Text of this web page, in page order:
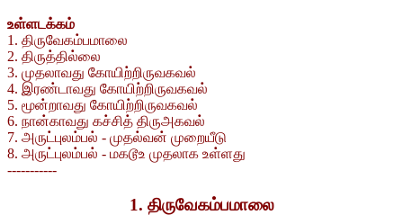
உள்ளடக்கம்
1. திருவேகம்பமாலை
2. திருத்தில்லை
3. முதலாவது கோயிற்றிருவகவல்
4. இரண்டாவது கோயிற்றிருவகவல்
5. மூன்றாவது கோயிற்றிருவகவல்
6. நான்காவது கச்சித் திருஅகவல்
7. அருட்புலம்பல் - முதல்வன் முறையீடு
8. அருட்புலம்பல் - மகடூஉ முதலாக உள்ளது
-----------
1. திருவேகம்பமாலை